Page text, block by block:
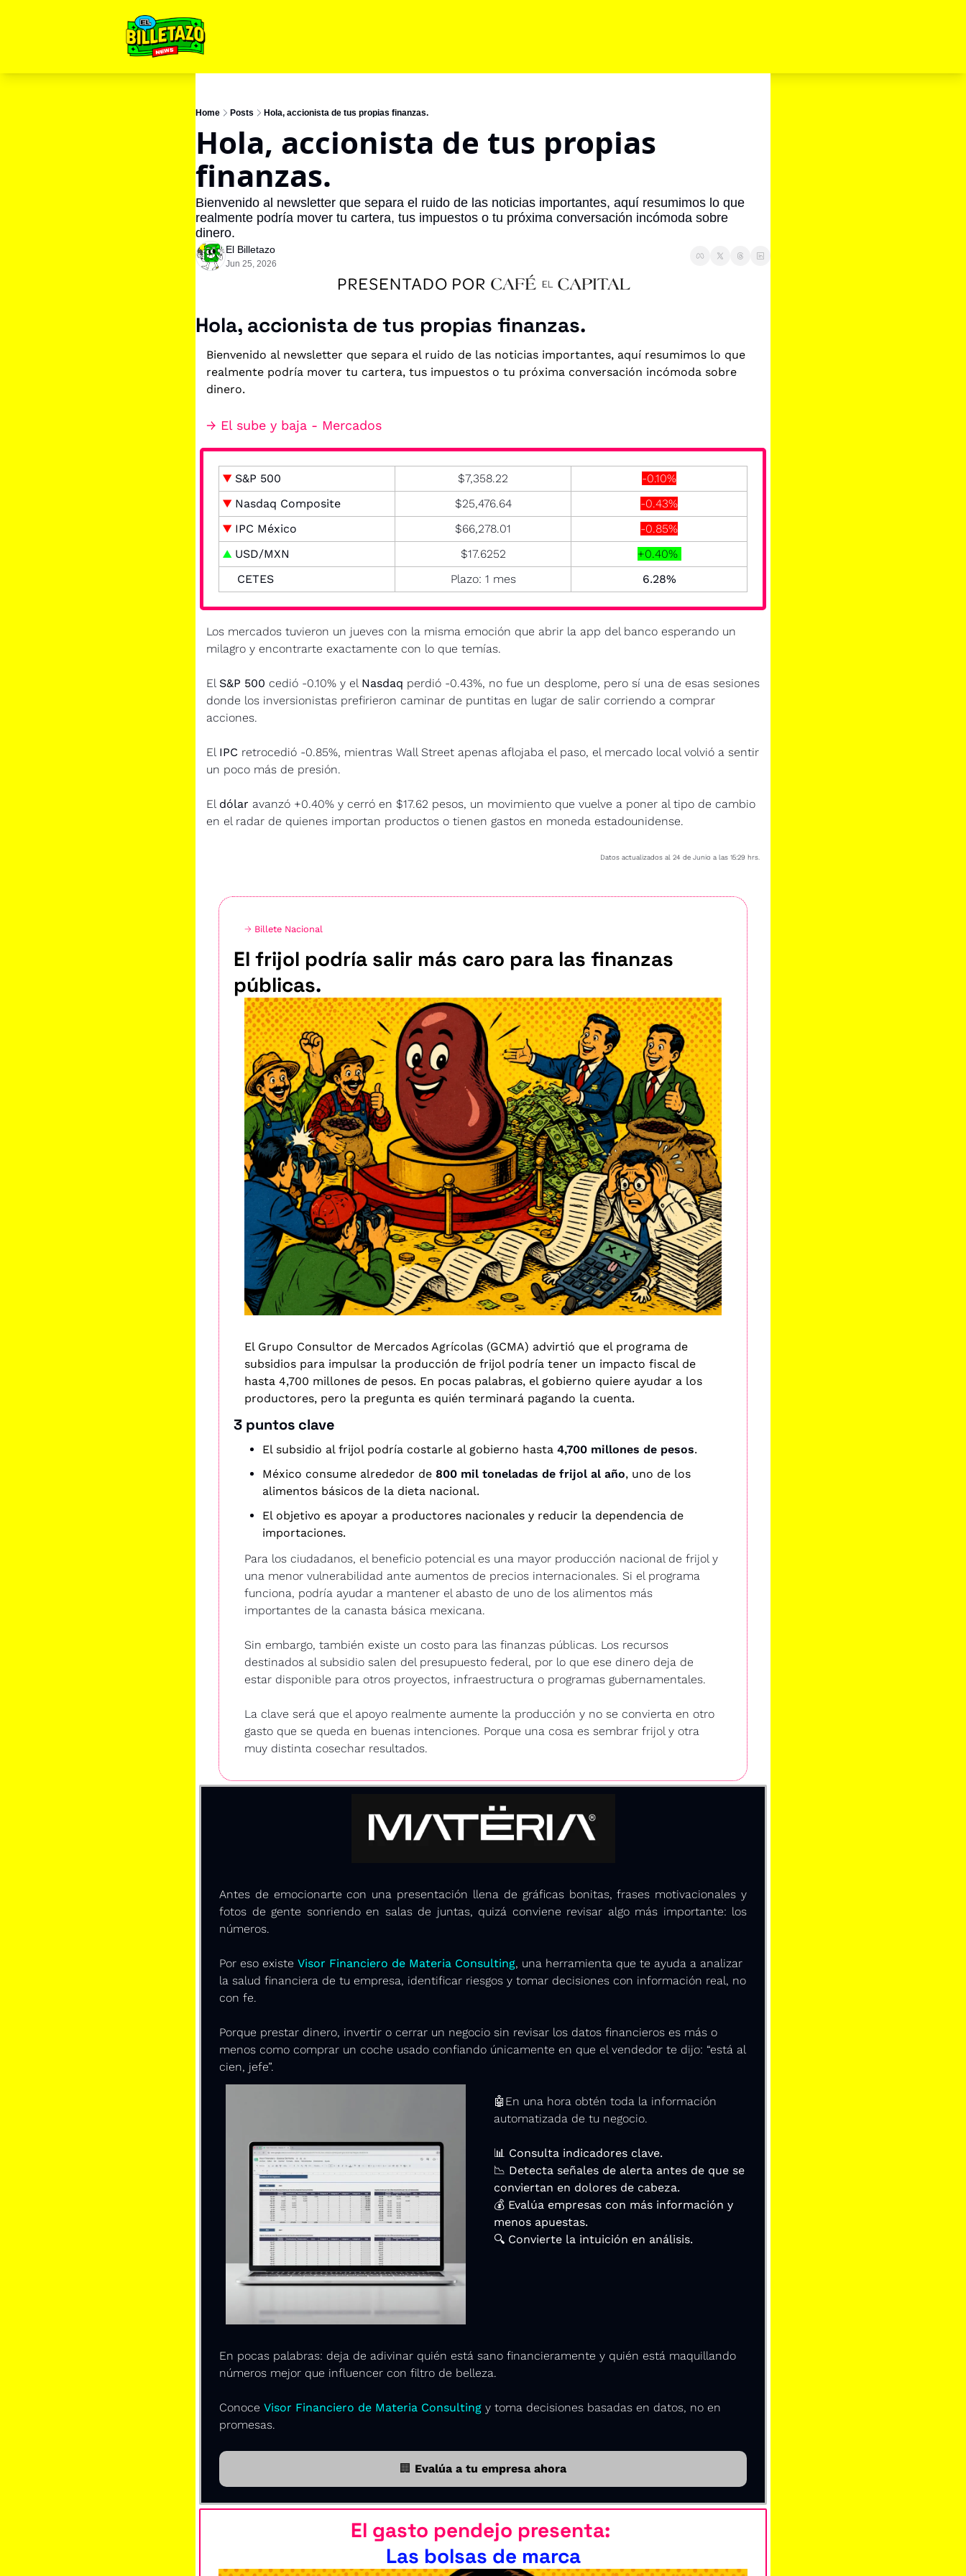
Home Posts Hola, accionista de tus propias finanzas.
Hola, accionista de tus propias
finanzas.
Bienvenido al newsletter que separa el ruido de las noticias importantes, aquí resumimos lo que
realmente podría mover tu cartera, tus impuestos o tu próxima conversación incómoda sobre
dinero.
El Billetazo
Jun 25, 2026
Hola, accionista de tus propias finanzas.
Bienvenido al newsletter que separa el ruido de las noticias importantes, aquí resumimos lo que
realmente podría mover tu cartera, tus impuestos o tu próxima conversación incómoda sobre
dinero.
→ El sube y baja - Mercados
▼ S&P 500 $7,358.22
-0.10%
▼ Nasdaq Composite $25,476.64
-0.43%
▼ IPC México $66,278.01
-0.85%
▲ USD/MXN $17.6252
+0.40%
CETES
Plazo: 1 mes 6.28%
Los mercados tuvieron un jueves con la misma emoción que abrir la app del banco esperando un
milagro y encontrarte exactamente con lo que temías.
El S&P 500 cedió -0.10% y el Nasdaq perdió -0.43%, no fue un desplome, pero sí una de esas sesiones
donde los inversionistas prefirieron caminar de puntitas en lugar de salir corriendo a comprar
acciones.
El IPC retrocedió -0.85%, mientras Wall Street apenas aflojaba el paso, el mercado local volvió a sentir
un poco más de presión.
El dólar avanzó +0.40% y cerró en $17.62 pesos, un movimiento que vuelve a poner al tipo de cambio
en el radar de quienes importan productos o tienen gastos en moneda estadounidense.
Datos actualizados al 24 de Junio a las 15:29 hrs.
→ Billete Nacional
El frijol podría salir más caro para las finanzas
públicas.
El Grupo Consultor de Mercados Agrícolas (GCMA) advirtió que el programa de
subsidios para impulsar la producción de frijol podría tener un impacto fiscal de
hasta 4,700 millones de pesos. En pocas palabras, el gobierno quiere ayudar a los
productores, pero la pregunta es quién terminará pagando la cuenta.
3 puntos clave
El subsidio al frijol podría costarle al gobierno hasta 4,700 millones de pesos.
México consume alrededor de 800 mil toneladas de frijol al año, uno de los
alimentos básicos de la dieta nacional.
El objetivo es apoyar a productores nacionales y reducir la dependencia de
importaciones.
Para los ciudadanos, el beneficio potencial es una mayor producción nacional de frijol y
una menor vulnerabilidad ante aumentos de precios internacionales. Si el programa
funciona, podría ayudar a mantener el abasto de uno de los alimentos más
importantes de la canasta básica mexicana.
Sin embargo, también existe un costo para las finanzas públicas. Los recursos
destinados al subsidio salen del presupuesto federal, por lo que ese dinero deja de
estar disponible para otros proyectos, infraestructura o programas gubernamentales.
La clave será que el apoyo realmente aumente la producción y no se convierta en otro
gasto que se queda en buenas intenciones. Porque una cosa es sembrar frijol y otra
muy distinta cosechar resultados.
Antes de emocionarte con una presentación llena de gráficas bonitas, frases motivacionales y
fotos de gente sonriendo en salas de juntas, quizá conviene revisar algo más importante: los
números.
Por eso existe Visor Financiero de Materia Consulting, una herramienta que te ayuda a analizar
la salud financiera de tu empresa, identificar riesgos y tomar decisiones con información real, no
con fe.
Porque prestar dinero, invertir o cerrar un negocio sin revisar los datos financieros es más o
menos como comprar un coche usado confiando únicamente en que el vendedor te dijo: “está al
cien, jefe”.
🤖 En una hora obtén toda la información
automatizada de tu negocio.
📊 Consulta indicadores clave.
📉 Detecta señales de alerta antes de que se
conviertan en dolores de cabeza.
💰 Evalúa empresas con más información y
menos apuestas.
🔍 Convierte la intuición en análisis.
En pocas palabras: deja de adivinar quién está sano financieramente y quién está maquillando
números mejor que influencer con filtro de belleza.
Conoce Visor Financiero de Materia Consulting y toma decisiones basadas en datos, no en
promesas.
🏢 Evalúa a tu empresa ahora
El gasto pendejo presenta:
Las bolsas de marca